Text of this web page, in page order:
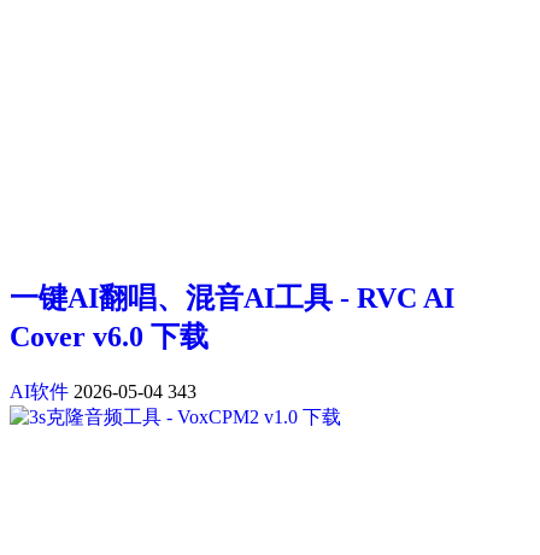
一键AI翻唱、混音AI工具 - RVC AI
Cover v6.0 下载
AI软件 2026-05-04 343